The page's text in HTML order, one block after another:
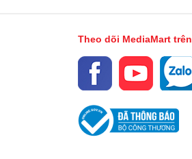
Theo dõi MediaMart trên